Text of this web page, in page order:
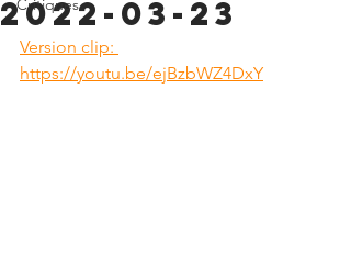
Critiques
2022-03-23
Version clip:
https://youtu.be/ejBzbWZ4DxY